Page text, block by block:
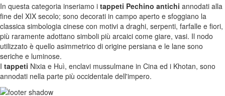
KILIM
Kilim Vecchi E Antichi
Kilim Nuovi
Nuovissimi Kilim India
Arazzi E Ricami
TAPPETI PER ARREDAMENTO
In questa categoria inseriamo i tappeti Pechino antichi annodati alla
fine del XIX secolo; sono decorati in campo aperto e sfoggiano la
classica simbologia cinese con motivi a draghi, serpenti, farfalle e fiori,
più raramente adottano simboli più arcaici come giare, vasi. Il nodo
utilizzato è quello asimmetrico di origine persiana e le lane sono
seriche e luminose.
I tappeti Nixia e Huì, enclavi mussulmane in Cina ed i Khotan, sono
annodati nella parte più occidentale dell'impero.